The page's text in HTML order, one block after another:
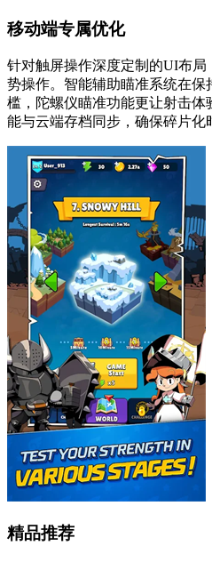
移动端专属优化
针对触屏操作深度定制的UI布
势操作。智能辅助瞄准系统在保
槛，陀螺仪瞄准功能更让射击
能与云端存档同步，确保碎片化
精品推荐